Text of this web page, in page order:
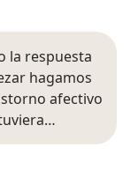
la respuesta
hagamos
afectivo